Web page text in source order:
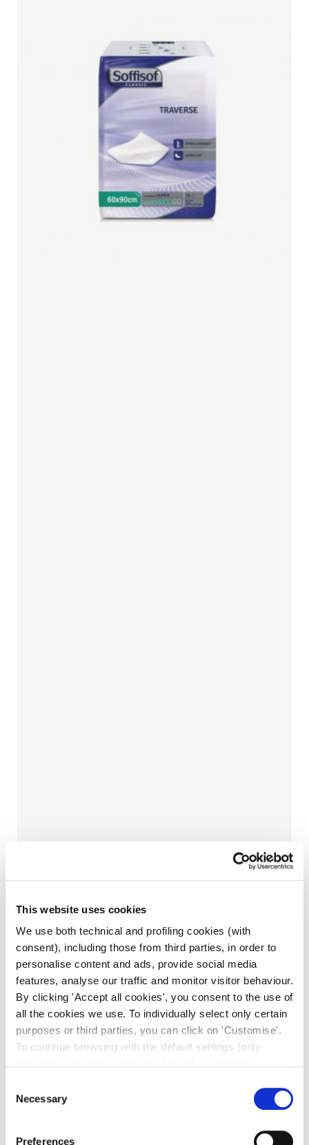
This website uses cookies
We use both technical and profiling cookies (with
consent), including those from third parties, in order to
personalise content and ads, provide social media
features, analyse our traffic and monitor visitor behaviour.
By clicking 'Accept all cookies', you consent to the use of
all the cookies we use. To individually select only certain
purposes or third parties, you can click on 'Customise'.
To continue browsing with the default settings (only
Policy. The cookie settings can be updated at any time
Selection
Necessary
Preferences